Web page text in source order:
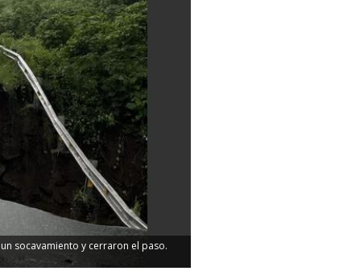
socavamiento y cerraron el paso.